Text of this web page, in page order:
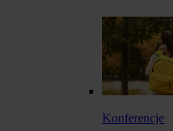
Konferencje